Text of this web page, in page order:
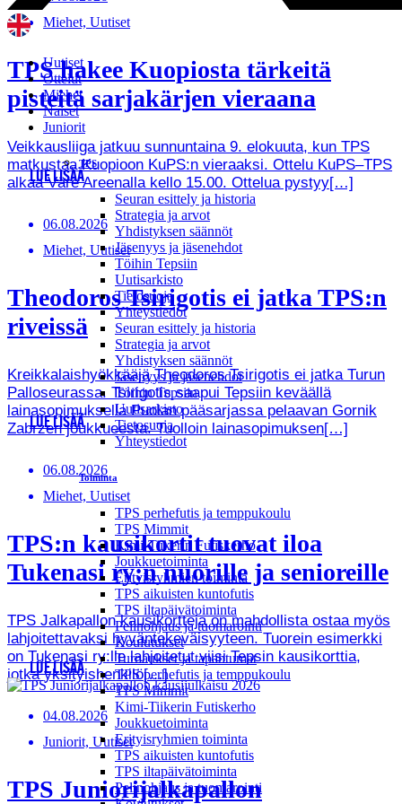
Uutiset
Ottelut
Miehet
Naiset
Juniorit
TPS
Seuran esittely ja historia
Strategia ja arvot
Yhdistyksen säännöt
Jäsenyys ja jäsenehdot
Töihin Tepsiin
Uutisarkisto
Tietosuoja
Yhteystiedot
Seuran esittely ja historia
Strategia ja arvot
Yhdistyksen säännöt
Jäsenyys ja jäsenehdot
Töihin Tepsiin
Uutisarkisto
Tietosuoja
Yhteystiedot
Toiminta
TPS perhefutis ja temppukoulu
TPS Mimmit
Kimi-Tiikerin Futiskerho
Joukkuetoiminta
Erityisryhmien toiminta
TPS aikuisten kuntofutis
TPS iltapäivätoiminta
Pelinohjaus ja tuomarointi
Koulutukset
Turnaukset ja tapahtumat
TPS perhefutis ja temppukoulu
TPS Mimmit
Kimi-Tiikerin Futiskerho
Joukkuetoiminta
Erityisryhmien toiminta
TPS aikuisten kuntofutis
TPS iltapäivätoiminta
Pelinohjaus ja tuomarointi
Miehet, Uutiset
TPS hakee Kuopiosta tärkeitä
pisteitä sarjakärjen vieraana
Veikkausliiga jatkuu sunnuntaina 9. elokuuta, kun TPS
matkustaa Kuopioon KuPS:n vieraaksi. Ottelu KuPS–TPS
alkaa Väre Areenalla kello 15.00. Ottelua pystyy[…]
LUE LISÄÄ
06.08.2026
Miehet, Uutiset
Theodoros Tsirigotis ei jatka TPS:n
riveissä
Kreikkalaishyökkääjä Theodoros Tsirigotis ei jatka Turun
Palloseurassa. Tsirigotis saapui Tepsiin keväällä
lainasopimuksella Puolan pääsarjassa pelaavan Gornik
Zabrzen joukkueesta. Tuolloin lainasopimuksen[…]
LUE LISÄÄ
06.08.2026
Miehet, Uutiset
TPS:n kausikortit tuovat iloa
Tukenasi ry:n nuorille ja senioreille
TPS Jalkapallon kausikortteja on mahdollista ostaa myös
lahjoitettavaksi hyväntekeväisyyteen. Tuorein esimerkki
on Tukenasi ry:lle lahjoitetut viisi Tepsin kausikorttia,
jotka yksityishenkilö[…]
LUE LISÄÄ
04.08.2026
Juniorit, Uutiset
TPS Juniorijalkapallon